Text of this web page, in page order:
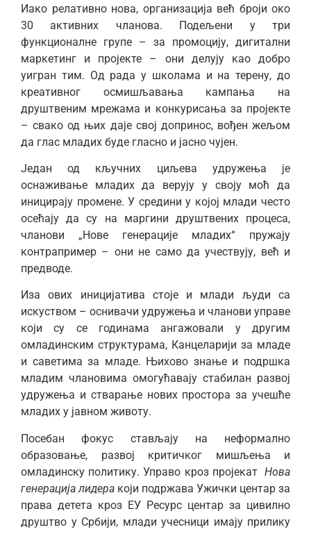
Иако релативно нова, организација већ броји око
30 активних чланова. Подељени у три
функционалне групе – за промоцију, дигитални
маркетинг и пројекте – они делују као добро
уигран тим. Од рада у школама и на терену, до
креативног осмишљавања кампања на
друштвеним мрежама и конкурисања за пројекте
– свако од њих даје свој допринос, вођен жељом
да глас младих буде гласно и јасно чујен.
Један од кључних циљева удружења је
оснаживање младих да верују у своју моћ да
иницирају промене. У средини у којој млади често
осећају да су на маргини друштвених процеса,
чланови „Нове генерације младих“ пружају
контрапример – они не само да учествују, већ и
предводе.
Иза ових иницијатива стоје и млади људи са
искуством – оснивачи удружења и чланови управе
који су се годинама ангажовали у другим
омладинским структурама, Канцеларији за младе
и саветима за младе. Њихово знање и подршка
младим члановима омогућавају стабилан развој
удружења и стварање нових простора за учешће
младих у јавном животу.
Посебан фокус стављају на неформално
образовање, развој критичког мишљења и
омладинску политику. Управо кроз пројекат Нова
генерација лидера који подржава Ужички центар за
права детета кроз ЕУ Ресурс центар за цивилно
друштво у Србији, млади учесници имају прилику